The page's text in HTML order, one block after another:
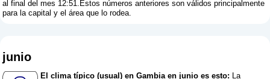
al final del mes 12:51.Estos números anteriores son válidos principalmente
para la capital y el área que lo rodea.
junio
El clima típico (usual) en Gambia en junio es esto: La